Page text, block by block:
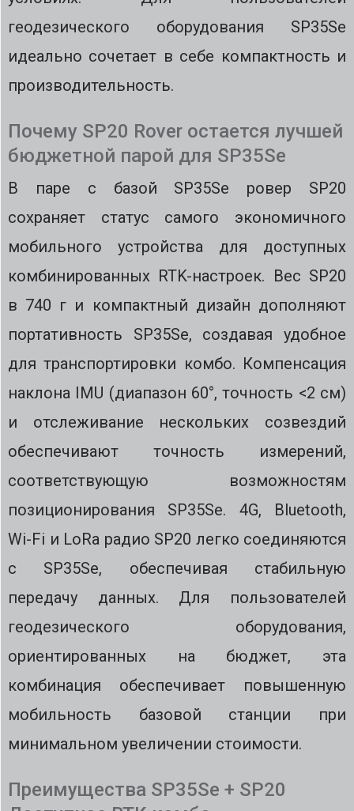
геодезического оборудования SP35Se
идеально сочетает в себе компактность и
производительность.
Почему SP20 Rover остается лучшей
бюджетной парой для SP35Se
В паре с базой SP35Se ровер SP20
сохраняет статус самого экономичного
мобильного устройства для доступных
комбинированных RTK-настроек. Вес SP20
в 740 г и компактный дизайн дополняют
портативность SP35Se, создавая удобное
для транспортировки комбо. Компенсация
наклона IMU (диапазон 60°, точность <2 см)
и отслеживание нескольких созвездий
обеспечивают точность измерений,
соответствующую возможностям
позиционирования SP35Se. 4G, Bluetooth,
Wi-Fi и LoRa радио SP20 легко соединяются
с SP35Se, обеспечивая стабильную
передачу данных. Для пользователей
геодезического оборудования,
ориентированных на бюджет, эта
комбинация обеспечивает повышенную
мобильность базовой станции при
минимальном увеличении стоимости.
Преимущества SP35Se + SP20